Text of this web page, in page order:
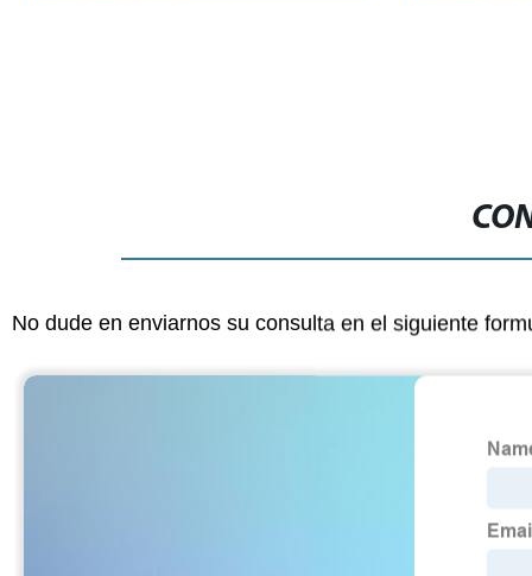
No dude en enviarnos su consulta en el siguiente